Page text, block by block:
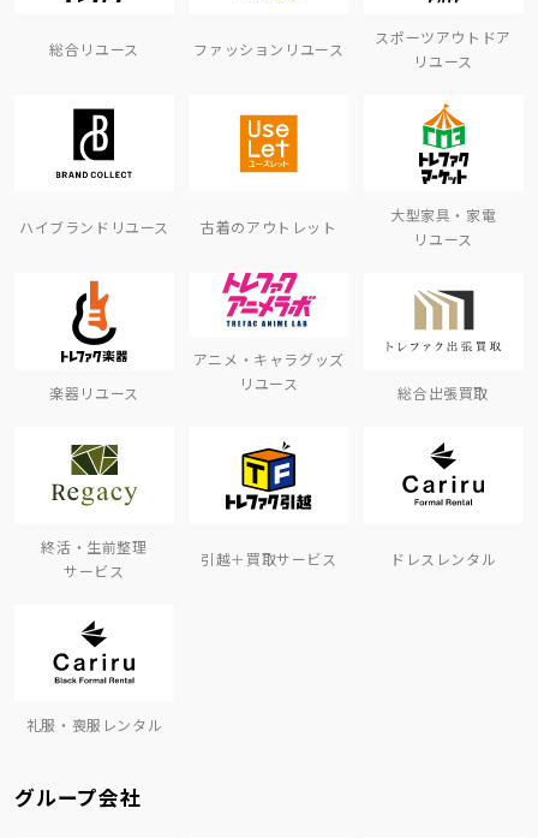
総合リユース ファッションリユース
スポーツアウトドア
リユース
ハイブランドリユース 古着のアウトレット
大型家具・家電
リユース
楽器リユース
アニメ・キャラグッズ
リユース
総合出張買取
終活・生前整理
サービス
引越＋買取サービス ドレスレンタル
礼服・喪服レンタル
グループ会社